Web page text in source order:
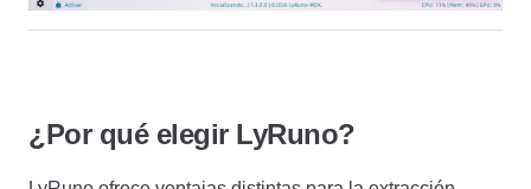
¿Por qué elegir LyRuno?